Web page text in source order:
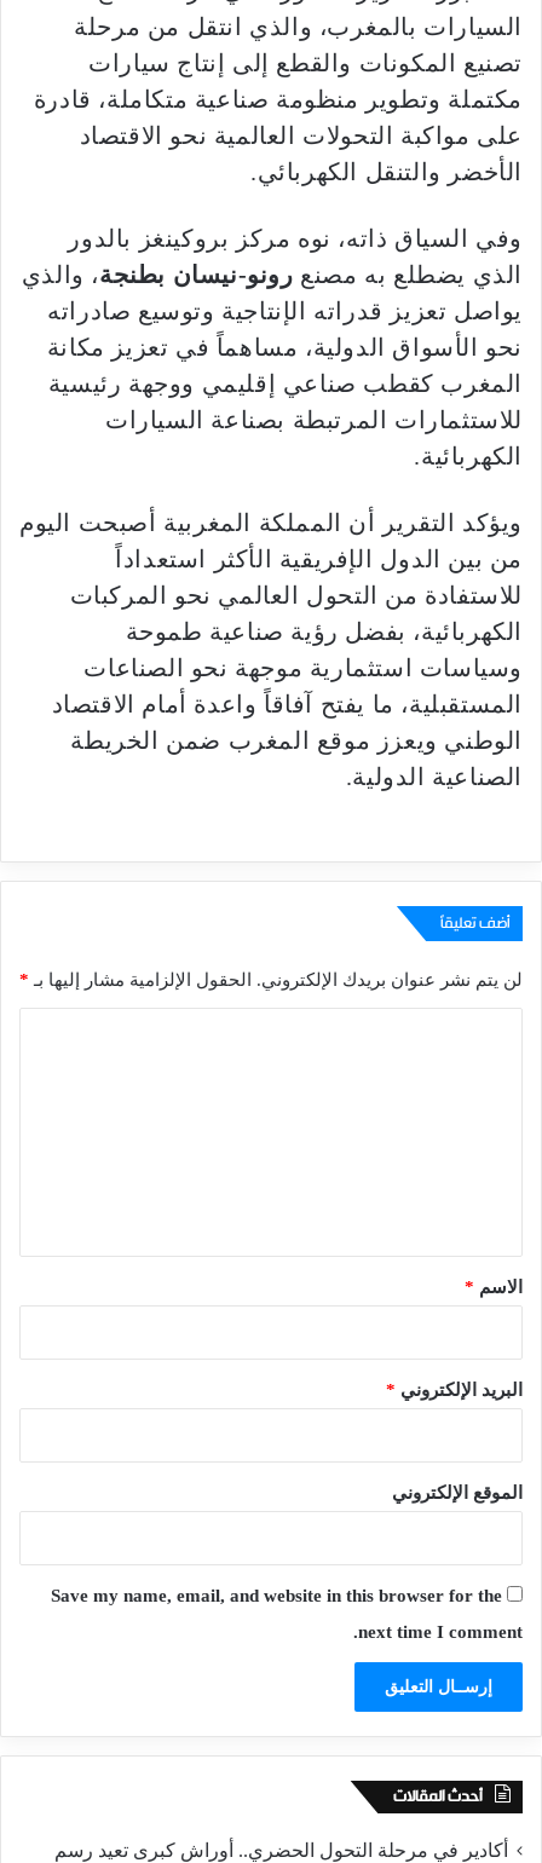
السيارات بالمغرب، والذي انتقل من مرحلة
تصنيع المكونات والقطع إلى إنتاج سيارات
مكتملة وتطوير منظومة صناعية متكاملة، قادرة
على مواكبة التحولات العالمية نحو الاقتصاد
الأخضر والتنقل الكهربائي.
وفي السياق ذاته، نوه مركز بروكينغز بالدور
الذي يضطلع به مصنع رونو-نيسان بطنجة، والذي
يواصل تعزيز قدراته الإنتاجية وتوسيع صادراته
نحو الأسواق الدولية، مساهماً في تعزيز مكانة
المغرب كقطب صناعي إقليمي ووجهة رئيسية
للاستثمارات المرتبطة بصناعة السيارات
الكهربائية.
ويؤكد التقرير أن المملكة المغربية أصبحت اليوم
من بين الدول الإفريقية الأكثر استعداداً
للاستفادة من التحول العالمي نحو المركبات
الكهربائية، بفضل رؤية صناعية طموحة
وسياسات استثمارية موجهة نحو الصناعات
المستقبلية، ما يفتح آفاقاً واعدة أمام الاقتصاد
الوطني ويعزز موقع المغرب ضمن الخريطة
الصناعية الدولية.
أضف تعليقاً
لن يتم نشر عنوان بريدك الإلكتروني. الحقول الإلزامية مشار إليها بـ *
*الاسم *
البريد الإلكتروني *
الموقع الإلكتروني
Save my name, email, and website in this browser for the
next time I comment.
أحدث المقالات
أكادير في مرحلة التحول الحضري.. أوراش كبرى تعيد رسم